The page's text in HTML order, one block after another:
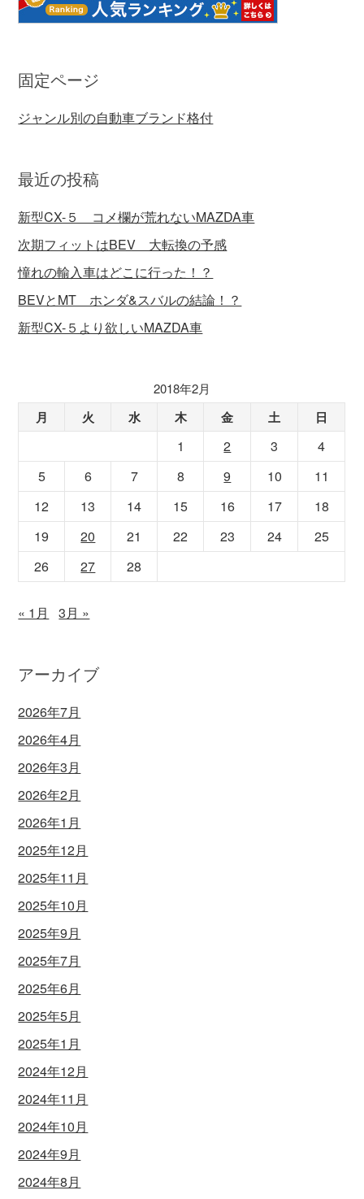
固定ページ
ジャンル別の自動車ブランド格付
最近の投稿
新型CX-５ コメ欄が荒れないMAZDA車
次期フィットはBEV 大転換の予感
憧れの輸入車はどこに行った！？
BEVとMT ホンダ&スバルの結論！？
新型CX-５より欲しいMAZDA車
2018年2月
月 火 水 木 金 土 日
1 2 3
4
5
6 7 8 9 10
11
12
13 14 15 16 17
18
19
20 21 22 23 24
25
26
27 28
« 1月 3月 »
アーカイブ
2026年7月
2026年4月
2026年3月
2026年2月
2026年1月
2025年12月
2025年11月
2025年10月
2025年9月
2025年7月
2025年6月
2025年5月
2025年1月
2024年12月
2024年11月
2024年10月
2024年9月
2024年8月